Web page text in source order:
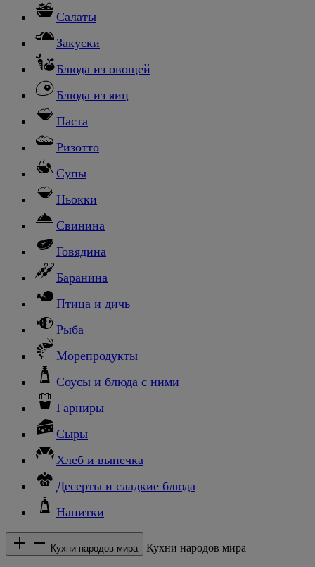
Салаты
Закуски
Блюда из овощей
Блюда из яиц
Паста
Ризотто
Супы
Ньокки
Свинина
Говядина
Баранина
Птица и дичь
Рыба
Морепродукты
Соусы и блюда с ними
Гарниры
Сыры
Хлеб и выпечка
Десерты и сладкие блюда
Напитки
Кухни народов мира Кухни народов мира